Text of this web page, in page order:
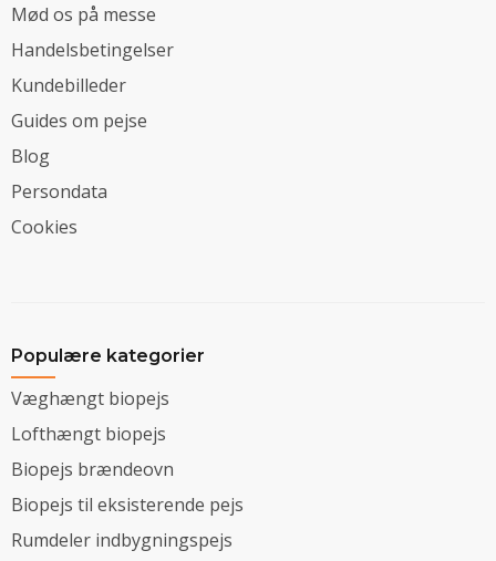
Mød os på messe
Handelsbetingelser
Kundebilleder
Guides om pejse
Blog
Persondata
Cookies
Populære kategorier
Væghængt biopejs
Lofthængt biopejs
Biopejs brændeovn
Biopejs til eksisterende pejs
Rumdeler indbygningspejs